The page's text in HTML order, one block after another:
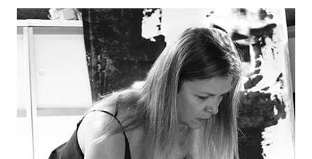
Mowi Czechia (CZ)
Mowi Czechia (EN)
Mowi Faroe Islands
Mowi France
Mowi Germany
Mowi Ireland Ga verder